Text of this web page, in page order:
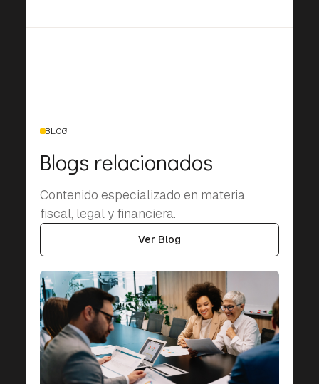
BLOG
Blogs relacionados
Contenido especializado en materia
fiscal, legal y financiera.
Ver Blog